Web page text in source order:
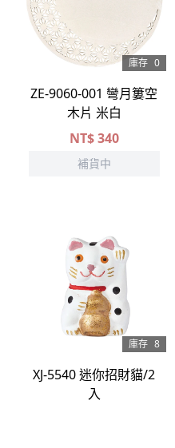
庫存 0
ZE-9060-001 彎月簍空
木片 米白
NT$340
補貨中
庫存 8
XJ-5540 迷你招財貓/2
入